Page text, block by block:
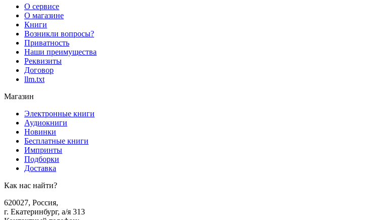
О сервисе
О магазине
Книги
Возникли вопросы?
Приватность
Наши преимущества
Реквизиты
Договор
llm.txt
Магазин
Электронные книги
Аудиокниги
Новинки
Бесплатные книги
Импринты
Подборки
Доставка
Как нас найти?
620027, Россия,
г. Екатеринбург, а/я 313